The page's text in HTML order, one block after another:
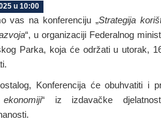
u 10:00
vas na konferenciju „Strategija
“, u organizaciji Federalnog
Parka, koja će održati u utorak,
Konferencija će obuhvatiti i
“ iz izdavačke